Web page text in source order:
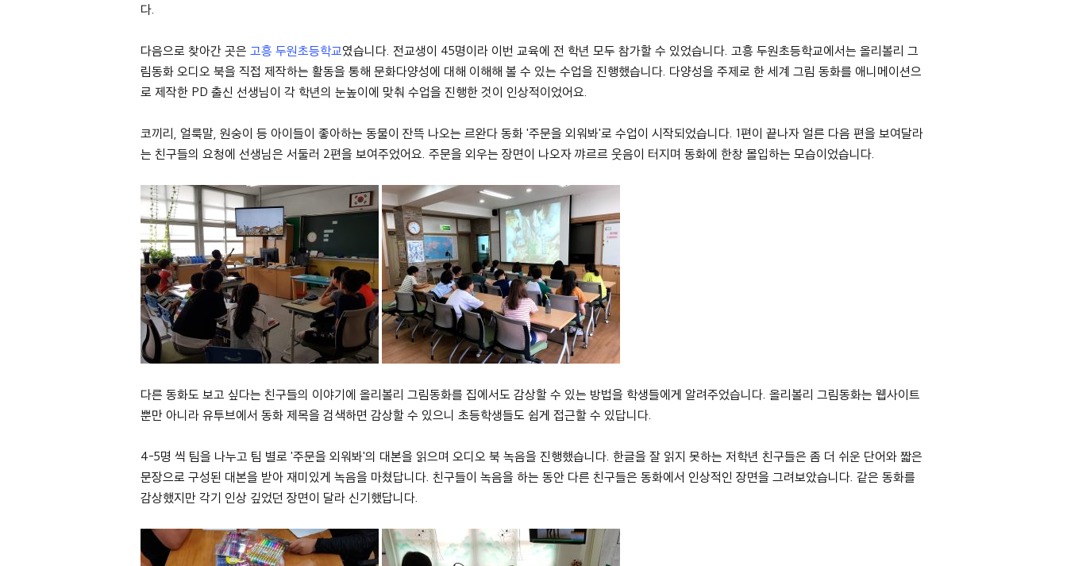
다.
다음으로 찾아간 곳은고흥 두원초등학교였습니다. 전교생이 45명이라 이번 교육에 전 학년 모두 참가할 수 있었습니다. 고흥 두원초등학교에서는 올리볼리 그
림동화 오디오 북을 직접 제작하는 활동을 통해 문화다양성에 대해 이해해 볼 수 있는 수업을 진행했습니다. 다양성을 주제로 한 세계 그림 동화를 애니메이션으
로 제작한 PD 출신 선생님이 각 학년의 눈높이에 맞춰 수업을 진행한 것이 인상적이었어요.
코끼리, 얼룩말, 원숭이 등 아이들이 좋아하는 동물이 잔뜩 나오는 르완다 동화 '주문을 외워봐'로 수업이 시작되었습니다. 1편이 끝나자 얼른 다음 편을 보여달라
는 친구들의 요청에 선생님은 서둘러 2편을 보여주었어요. 주문을 외우는 장면이 나오자 꺄르르 웃음이 터지며 동화에 한창 몰입하는 모습이었습니다.
다른 동화도 보고 싶다는 친구들의 이야기에 올리볼리 그림동화를 집에서도 감상할 수 있는 방법을 학생들에게 알려주었습니다. 올리볼리 그림동화는 웹사이트
뿐만 아니라 유투브에서 동화 제목을 검색하면 감상할 수 있으니 초등학생들도 쉽게 접근할 수 있답니다.
4-5명 씩 팀을 나누고 팀 별로 '주문을 외워봐'의 대본을 읽으며 오디오 북 녹음을 진행했습니다. 한글을 잘 읽지 못하는 저학년 친구들은 좀 더 쉬운 단어와 짧은
문장으로 구성된 대본을 받아 재미있게 녹음을 마쳤답니다. 친구들이 녹음을 하는 동안 다른 친구들은 동화에서 인상적인 장면을 그려보았습니다. 같은 동화를
감상했지만 각기 인상 깊었던 장면이 달라 신기했답니다.